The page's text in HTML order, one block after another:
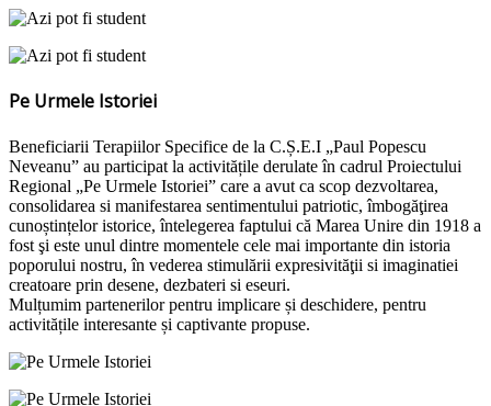
Pe Urmele Istoriei
Beneficiarii Terapiilor Specifice de la C.Ș.E.I „Paul Popescu
Neveanu” au participat la activitățile derulate în cadrul Proiectului
Regional „Pe Urmele Istoriei” care a avut ca scop dezvoltarea,
consolidarea si manifestarea sentimentului patriotic, îmbogăţirea
cunoștințelor istorice, întelegerea faptului că Marea Unire din 1918 a
fost şi este unul dintre momentele cele mai importante din istoria
poporului nostru, în vederea stimulării expresivităţii si imaginatiei
creatoare prin desene, dezbateri si eseuri.
Mulțumim partenerilor pentru implicare și deschidere, pentru
activitățile interesante și captivante propuse.